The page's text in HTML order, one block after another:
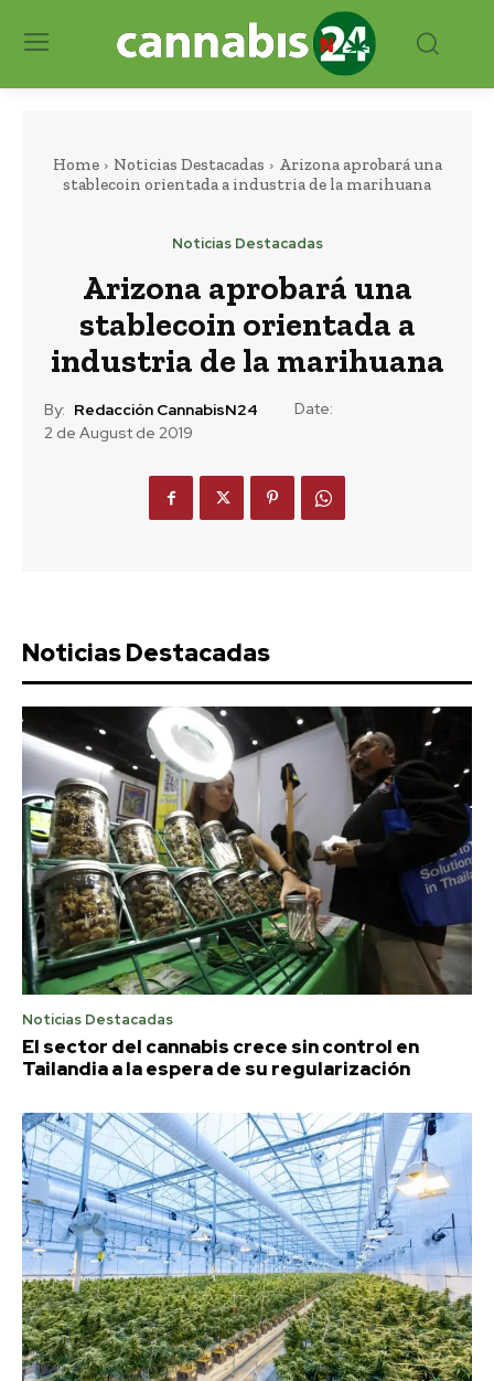
Home Noticias Destacadas
Arizona aprobará una
stablecoin orientada a industria de la marihuana
Noticias Destacadas
Arizona aprobará una
stablecoin orientada a
industria de la marihuana
By: Redacción CannabisN24
Date:
2 de August de 2019
Noticias Destacadas
Noticias Destacadas
El sector del cannabis crece sin control en
Tailandia a la espera de su regularización